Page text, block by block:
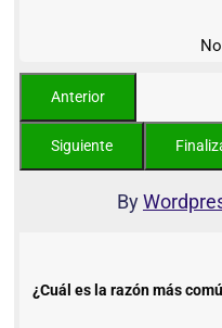
By
¿Cuál es la razón más